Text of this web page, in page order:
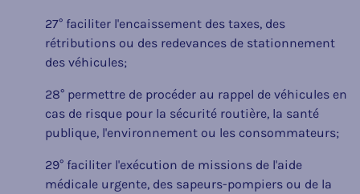
27° faciliter l'encaissement des taxes, des
rétributions ou des redevances de stationnement
des véhicules;
28° permettre de procéder au rappel de véhicules en
cas de risque pour la sécurité routière, la santé
publique, l'environnement ou les consommateurs;
29° faciliter l'exécution de missions de l'aide
médicale urgente, des sapeurs-pompiers ou de la